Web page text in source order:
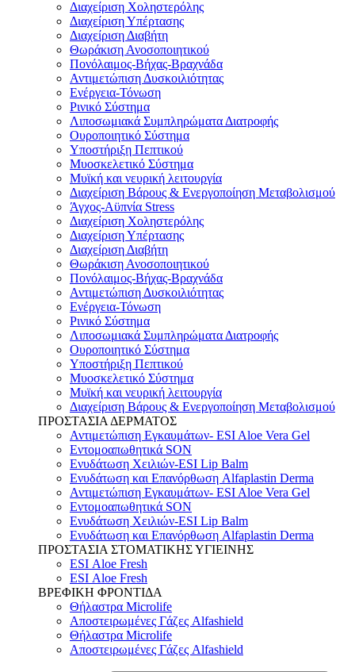
Διαχείριση Χοληστερόλης
Διαχείριση Υπέρτασης
Διαχείριση Διαβήτη
Θωράκιση Ανοσοποιητικού
Πονόλαιμος-Βήχας-Βραχνάδα
Αντιμετώπιση Δυσκοιλιότητας
Eνέργεια-Τόνωση
Ρινικό Σύστημα
Λιποσωμιακά Συμπληρώματα Διατροφής
Ουροποιητικό Σύστημα
Υποστήριξη Πεπτικού
Μυοσκελετικό Σύστημα
Μυϊκή και νευρική λειτουργία
Διαχείριση Βάρους & Ενεργοποίηση Μεταβολισμού
Άγχος-Αϋπνία Stress
Διαχείριση Χοληστερόλης
Διαχείριση Υπέρτασης
Διαχείριση Διαβήτη
Θωράκιση Ανοσοποιητικού
Πονόλαιμος-Βήχας-Βραχνάδα
Αντιμετώπιση Δυσκοιλιότητας
Eνέργεια-Τόνωση
Ρινικό Σύστημα
Λιποσωμιακά Συμπληρώματα Διατροφής
Ουροποιητικό Σύστημα
Υποστήριξη Πεπτικού
Μυοσκελετικό Σύστημα
Μυϊκή και νευρική λειτουργία
Διαχείριση Βάρους & Ενεργοποίηση Μεταβολισμού
ΠΡΟΣΤΑΣΙΑ ΔΕΡΜΑΤΟΣ
Αντιμετώπιση Εγκαυμάτων- ESI Aloe Vera Gel
Εντομοαπωθητικά SON
Ενυδάτωση Χειλιών-ESI Lip Balm
Ενυδάτωση και Επανόρθωση Alfaplastin Derma
Αντιμετώπιση Εγκαυμάτων- ESI Aloe Vera Gel
Εντομοαπωθητικά SON
Ενυδάτωση Χειλιών-ESI Lip Balm
Ενυδάτωση και Επανόρθωση Alfaplastin Derma
ΠΡΟΣΤΑΣΙΑ ΣΤΟΜΑΤΙΚΗΣ ΥΓΙΕΙΝΗΣ
ESI Αloe Fresh
ESI Αloe Fresh
ΒΡΕΦΙΚΗ ΦΡΟΝΤΙΔΑ
Θήλαστρα Microlife
Αποστειρωμένες Γάζες Alfashield
Θήλαστρα Microlife
Αποστειρωμένες Γάζες Alfashield